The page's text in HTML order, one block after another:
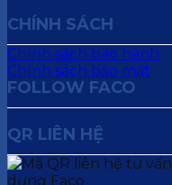
CHÍNH SÁCH
Chính sách bảo hành
Chính sách bảo mật
FOLLOW FACO
QR LIÊN HỆ